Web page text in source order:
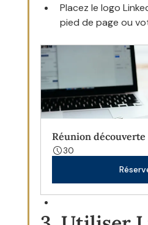
Placez le logo
pied de page ou
Réunion découverte
30